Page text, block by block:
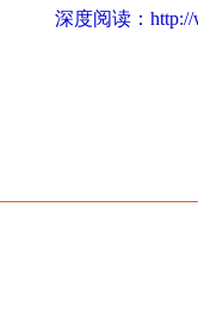
深度阅读： http://